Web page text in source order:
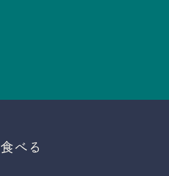
食べる